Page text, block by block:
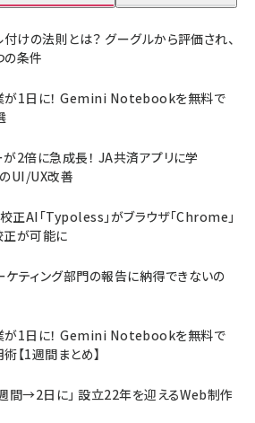
けの法則とは？ グーグルから評価され、
の条件
が1日に！ Gemini Notebookを無料で
2倍に急成長！ JA共済アプリに学
UI/UX改善
正AI「Typoless」がブラウザ「Chrome」
正が可能に
ケティング部門の報告に納得できないの
が1日に！ Gemini Notebookを無料で
【1週間まとめ】
間→2日に」 設立22年を迎えるWeb制作